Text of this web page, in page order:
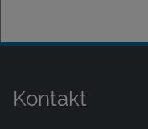
Kontakt